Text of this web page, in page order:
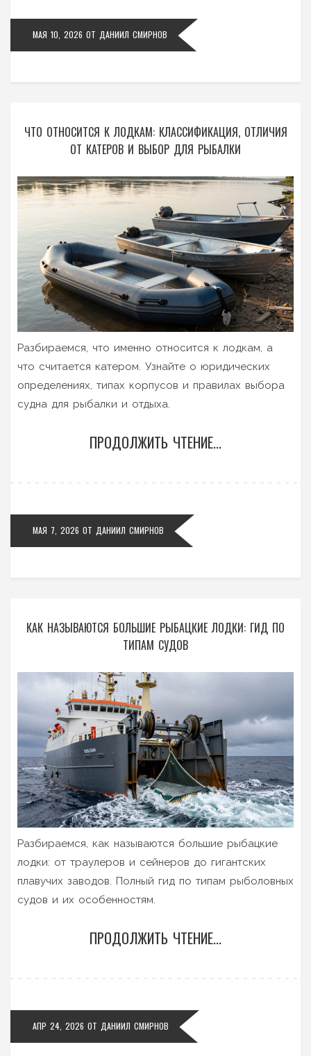
МАЯ 10, 2026 ОТ ДАНИИЛ СМИРНОВ
ЧТО ОТНОСИТСЯ К ЛОДКАМ: КЛАССИФИКАЦИЯ, ОТЛИЧИЯ
ОТ КАТЕРОВ И ВЫБОР ДЛЯ РЫБАЛКИ
Разбираемся, что именно относится к лодкам, а
что считается катером. Узнайте о юридических
определениях, типах корпусов и правилах выбора
судна для рыбалки и отдыха.
ПРОДОЛЖИТЬ ЧТЕНИЕ...
МАЯ 7, 2026 ОТ ДАНИИЛ СМИРНОВ
КАК НАЗЫВАЮТСЯ БОЛЬШИЕ РЫБАЦКИЕ ЛОДКИ: ГИД ПО
ТИПАМ СУДОВ
Разбираемся, как называются большие рыбацкие
лодки: от траулеров и сейнеров до гигантских
плавучих заводов. Полный гид по типам рыболовных
судов и их особенностям.
ПРОДОЛЖИТЬ ЧТЕНИЕ...
АПР 24, 2026 ОТ ДАНИИЛ СМИРНОВ